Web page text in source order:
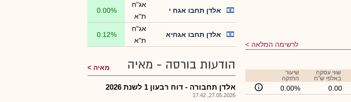
לרשימה המלאה
שווי עסקה
באלפי ש"ח
שיעור
החזקה
0.00
0.00%
אלדן תחבו אגח י
אג"ח
ת"א
0.00%
אלדן תחבו אגחיא
אג"ח
ת"א
0.12%
הודעות בורסה - מאיה מאיה
אלדן תחבורה - דוח רבעון 1 לשנת 2026
27.05.2026, 17:42